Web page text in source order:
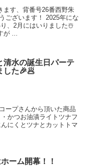
ます、背番号26番西野朱
ございます！ 2025年にな
、2月にはいりました☃️
が ...
清水の誕生日パーテ
した🎉🥟
ープさんから頂いた商品
かつお油漬ライトツナフ
にくとツナとカットトマ
ーム開幕！！